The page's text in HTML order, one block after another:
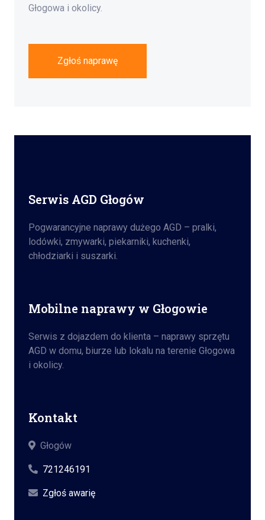
Głogowa i okolicy.
Zgłoś naprawę
Serwis AGD Głogów
Pogwarancyjne naprawy dużego AGD – pralki,
lodówki, zmywarki, piekarniki, kuchenki,
chłodziarki i suszarki.
Mobilne naprawy w Głogowie
Serwis z dojazdem do klienta – naprawy sprzętu
AGD w domu, biurze lub lokalu na terenie Głogowa
i okolicy.
Kontakt
Głogów
721246191
Zgłoś awarię